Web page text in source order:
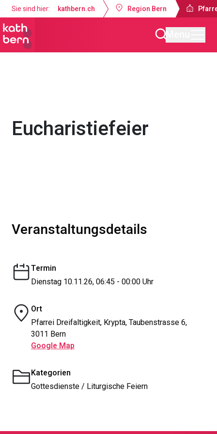
Sie sind hier: kathbern.ch Region Bern
Eucharistiefeier
Veranstaltungsdetails
Termin
Dienstag 10.11.26, 06:45 - 00:00 Uhr
Ort
Pfarrei Dreifaltigkeit, Krypta, Taubenstrasse 6,
3011 Bern
Google Map
Kategorien
Gottesdienste / Liturgische Feiern